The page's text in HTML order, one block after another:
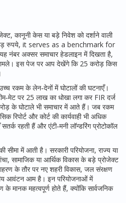
कानूनी केस या बड़े निवेश को दर्शाने वाली
रुपये, it serves as a benchmark for
यह नंबर अक्सर समाचार हेडलाइन में दिखता है,
मामले। इस पेज पर आप देखेंगे कि 25 करोड़ किस
रकम के लेन‑देनों में घोटालों की घटनाएँ।
पर 25 लाख का धोखा लगा कर FIR दर्ज
के घोटाले भी समाचार में आते हैं। जब रकम
रिपोर्ट और कोर्ट की कार्यवाही भी अधिक
रहती हैं और एंटी‑मनी लॉन्डरिंग प्रोटोकॉल
सीमा में आती है। सरकारी परियोजना, राज्य या
सामाजिक या आर्थिक विकास के बड़े प्रोजेक्ट
के तौर पर नए शहरी विकास, जल संरक्षण
आवंटन आम है। इन परियोजनाओं में
के मानक महत्वपूर्ण होते हैं, क्योंकि सार्वजनिक